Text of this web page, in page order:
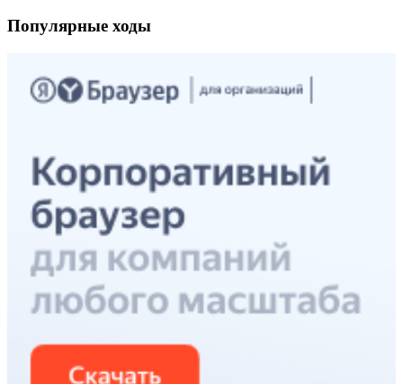
Популярные ходы